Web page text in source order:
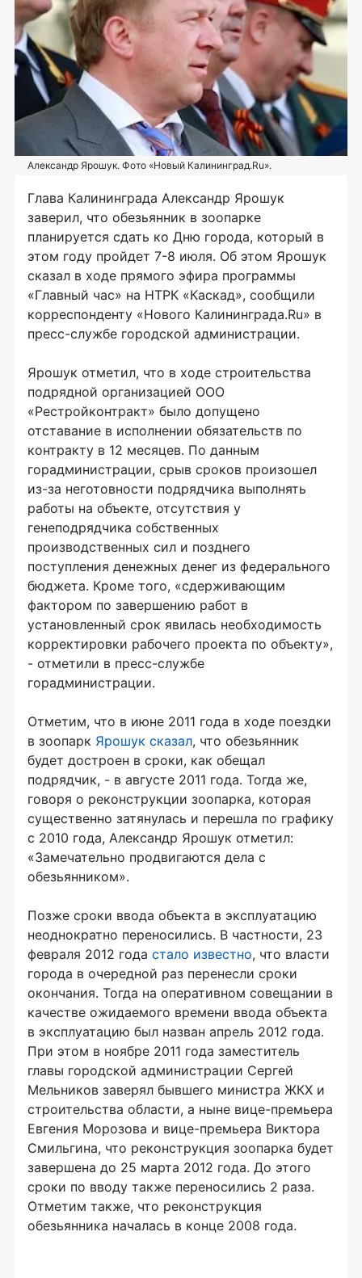
Александр Ярошук. Фото «Новый Калининград.Ru».
Глава Калининграда Александр Ярошук
заверил, что обезьянник в зоопарке
планируется сдать ко Дню города, который в
этом году пройдет 7-8 июля. Об этом Ярошук
сказал в ходе прямого эфира программы
«Главный час» на НТРК «Каскад», сообщили
корреспонденту «Нового Калининграда.Ru» в
пресс-службе городской администрации.
Ярошук отметил, что в ходе строительства
подрядной организацией ООО
«Рестройконтракт» было допущено
отставание в исполнении обязательств по
контракту в 12 месяцев. По данным
горадминистрации, срыв сроков произошел
из-за неготовности подрядчика выполнять
работы на объекте, отсутствия у
генеподрядчика собственных
производственных сил и позднего
поступления денежных денег из федерального
бюджета. Кроме того, «сдерживающим
фактором по завершению работ в
установленный срок явилась необходимость
корректировки рабочего проекта по объекту»,
- отметили в пресс-службе
горадминистрации.
Отметим, что в июне 2011 года в ходе поездки
в зоопарк Ярошук сказал, что обезьянник
будет достроен в сроки, как обещал
подрядчик, - в августе 2011 года. Тогда же,
говоря о реконструкции зоопарка, которая
существенно затянулась и перешла по графику
с 2010 года, Александр Ярошук отметил:
«Замечательно продвигаются дела с
обезьянником».
Позже сроки ввода объекта в эксплуатацию
неоднократно переносились. В частности, 23
февраля 2012 года стало известно, что власти
города в очередной раз перенесли сроки
окончания. Тогда на оперативном совещании в
качестве ожидаемого времени ввода объекта
в эксплуатацию был назван апрель 2012 года.
При этом в ноябре 2011 года заместитель
главы городской администрации Сергей
Мельников заверял бывшего министра ЖКХ и
строительства области, а ныне вице-премьера
Евгения Морозова и вице-премьера Виктора
Смильгина, что реконструкция зоопарка будет
завершена до 25 марта 2012 года. До этого
сроки по вводу также переносились 2 раза.
Отметим также, что реконструкция
обезьянника началась в конце 2008 года.